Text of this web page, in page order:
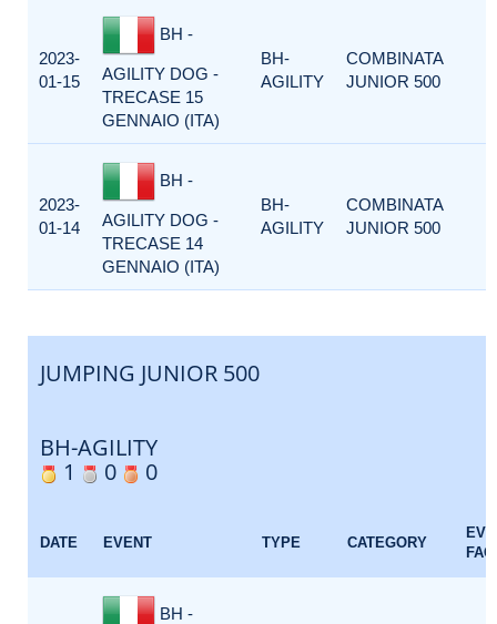
2023-
01-15
BH -
AGILITY DOG -
TRECASE 15
GENNAIO (ITA)
BH-
AGILITY
COMBINATA
JUNIOR 500
2023-
01-14
BH -
AGILITY DOG -
TRECASE 14
GENNAIO (ITA)
BH-
AGILITY
COMBINATA
JUNIOR 500
JUMPING JUNIOR 500
BH-AGILITY
1
0 0
DATE EVENT TYPE CATEGORY
BH -